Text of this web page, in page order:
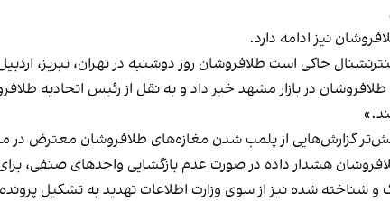
نیز ادامه دارد.
حاکی است طلافروشان روز دوشنبه در تهران، تبریز،
در بازار مشهدخبر داد و به نقل از رئیس اتحادیه
گزارش‌هایی از پلمب شدن مغازه‌های طلافروشان معترض
هشدار داده در صورت عدم بازگشایی واحدهای صنفی،
شناخته شده نیز از سوی وزارت اطلاعات تهدید به تشکیل